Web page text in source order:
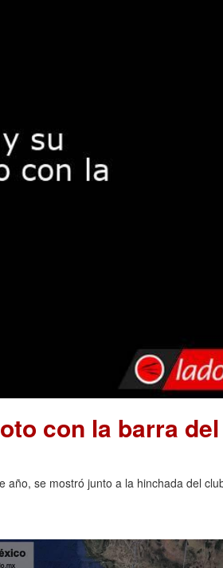
con la barra
año, se mostró junto a la hinchada del